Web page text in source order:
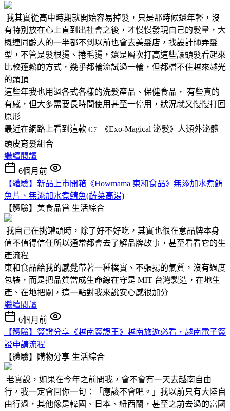
我其實從高中時期就開始容易掉髮，只是那時候還年輕，沒
有特別放在心上直到出社會之後，才慢慢發現自己的髮量，大
概連同齡人的一半都不到以前也會去美髮店，找設計師弄髮
型，不管是髮根燙、捲毛燙，還是層次打高這些讓頭髮看起來
比較蓬鬆的方式，幾乎都輪流試過一輪，但都檔不住越來越光
的頭頂
這些年我也用過各式各樣的洗髮產品、保健食品， 有些真的
有感，但大多需要長時間使用甚至一停用，狀況就又慢慢打回
原形
最近在網路上看到這款 👉 《Exo-Magical 泌髮》人類外泌體
頭皮育髮組合
繼續閱讀
6個月前
【體驗】新品上市開箱《Howmama 東和食品》無添加水煮鮪
魚片、無添加水煮鯖魚(蔬菜高湯)
【體驗】美食品嘗 生活綜合
我自己在挑罐頭時，除了好不好吃，其實也很在意品牌本身
值不值得信任所以通常都會去了解品牌故事，甚至看看它的生
產流程
東和食品給我的感覺帶著一種樸實、不張揚的氣質，沒有過度
包裝，而是把品質當成生命線在守是 MIT 台灣製造，在地生
產、在地把關，這一點對我來說安心感很加分
繼續閱讀
6個月前
【體驗】簽證分享《越南簽證王》越南旅遊必看，越南電子簽
證申請流程
【體驗】購物分享 生活綜合
老實說，如果在今年之前問我，會不會有一天去越南自由
行，我一定會回你一句：「應該不會吧。」我以前只有大陸自
由行過，其他像是韓國、日本、紐西蘭，甚至之前去過的富國